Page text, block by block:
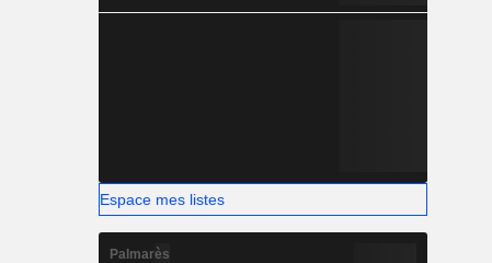
Espace mes listes
Palmarès